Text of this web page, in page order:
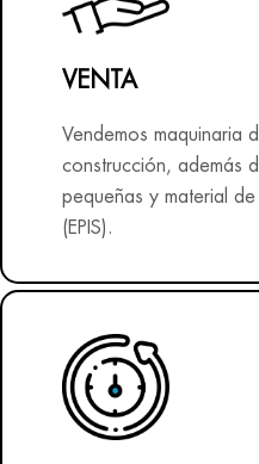
VENTA
Vendemos maquinaria
construcción, además
pequeñas y material
(EPIS).